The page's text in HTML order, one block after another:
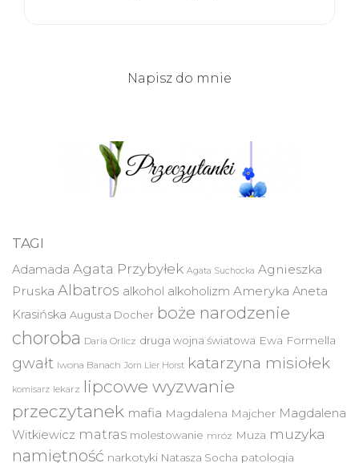
Napisz do mnie
TAGI
Adamada Agata Przybyłek Agata Suchocka Agnieszka
Pruska Albatros alkohol alkoholizm Ameryka Aneta
Krasińska Augusta Docher boże narodzenie
choroba Daria Orlicz druga wojna światowa Ewa Formella
gwałt Iwona Banach Jorn Lier Horst katarzyna misiołek
komisarz lekarz lipcowe wyzwanie
przeczytanek mafia Magdalena Majcher Magdalena
Witkiewicz matras molestowanie mróz Muza muzyka
namiętność narkotyki Natasza Socha patologia